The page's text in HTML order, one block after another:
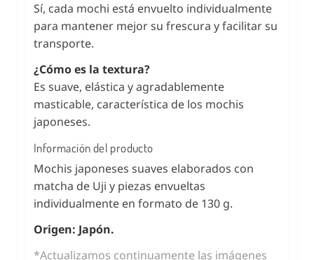
Sí, cada mochi está envuelto individualmente
para mantener mejor su frescura y facilitar su
transporte.
¿Cómo es la textura?
Es suave, elástica y agradablemente
masticable, característica de los mochis
japoneses.
Información del producto
Mochis japoneses suaves elaborados con
matcha de Uji y piezas envueltas
individualmente en formato de 130 g.
Origen: Japón.
*Actualizamos continuamente las imágenes